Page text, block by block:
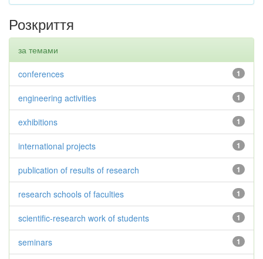
Розкриття
за темами
1
conferences
1
engineering activities
1
exhibitions
1
international projects
1
publication of results of research
1
research schools of faculties
1
scientific-research work of students
1
seminars